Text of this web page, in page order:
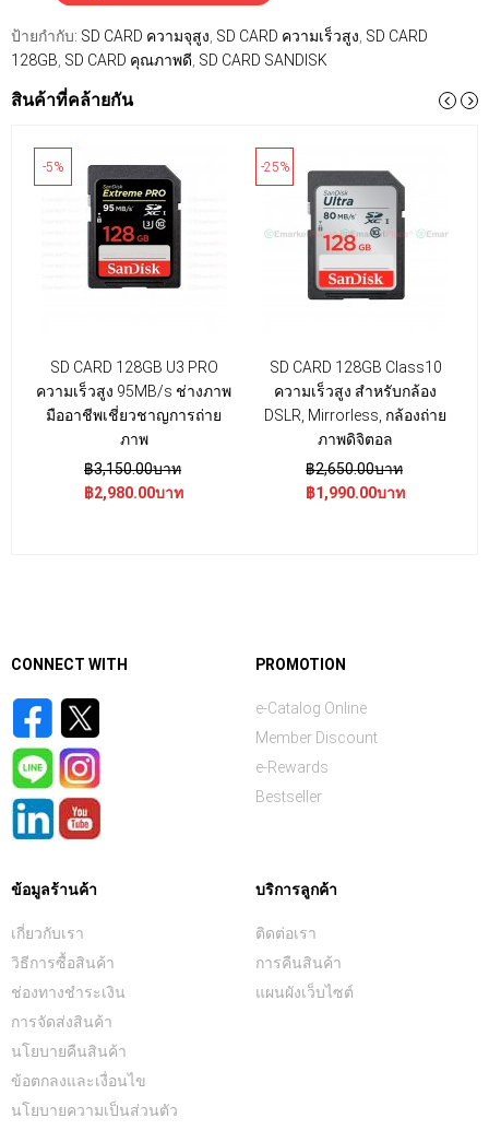
ป้ายกำกับ: SD CARD ความจุสูง SD CARD ความเร็วสูง SD CARD
128GB SD CARD คุณภาพดี SD CARD SANDISK
สินค้าที่คล้ายกัน
-5%
SD CARD 128GB U3 PRO
ความเร็วสูง 95MB/s ช่างภาพ
มืออาชีพเชี่ยวชาญการถ่าย
ภาพ
฿3,150.00บาท
฿2,980.00บาท
-25%
SD CARD 128GB Class10
ความเร็วสูง สำหรับกล้อง
DSLR, Mirrorless, กล้องถ่าย
ภาพดิจิตอล
฿2,650.00บาท
฿1,990.00บาท
CONNECT WITH PROMOTION
e-Catalog Online
Member Discount
e-Rewards
Bestseller
ข้อมูลร้านค้า
เกี่ยวกับเรา
วิธีการซื้อสินค้า
ช่องทางชำระเงิน
การจัดส่งสินค้า
นโยบายคืนสินค้า
ข้อตกลงและเงื่อนไข
นโยบายความเป็นส่วนตัว
บริการลูกค้า
ติดต่อเรา
การคืนสินค้า
แผนผังเว็บไซต์